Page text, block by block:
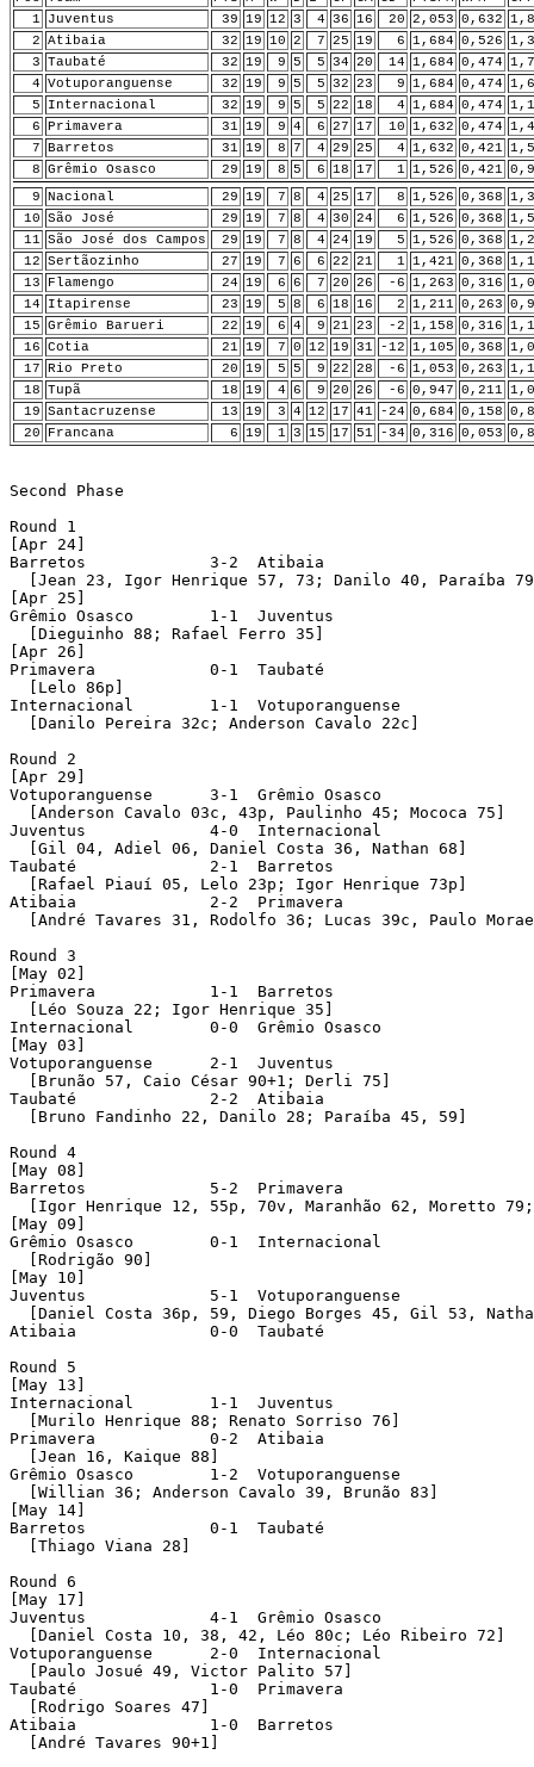
1
Juventus 39 19 12 3 4 36 16 20 2,053 0,632
2 Atibaia 32 19 10 2 7 25 19 6 1,684 0,526
3 Taubaté 32 19 9 5 5 34 20 14 1,684 0,474
4 Votuporanguense 32 19 9 5 5 32 23 9 1,684 0,474
5
Internacional 32 19 9 5 5 22 18 4 1,684 0,474
6 Primavera 31 19 9 4 6 27 17 10 1,632 0,474
7 Barretos 31 19 8 7 4 29 25 4 1,632 0,421
8 Grêmio Osasco 29 19 8 5 6 18 17 1 1,526 0,421
9 Nacional 29 19 7 8 4 25 17 8 1,526 0,368
10 São José 29 19 7 8 4 30 24 6 1,526 0,368
11 São José dos Campos 29 19 7 8 4 24 19 5 1,526 0,368
12 Sertãozinho 27 19 7 6 6 22 21 1 1,421 0,368
13
Flamengo 24 19 6 6 7 20 26 -6 1,263 0,316
14
Itapirense 23 19 5 8 6 18 16 2 1,211 0,263
15 Grêmio Barueri 22 19 6 4 9 21 23 -2 1,158 0,316
16 Cotia 21 19 7 0 12 19 31 -12 1,105 0,368
17 Rio Preto 20 19 5 5 9 22 28 -6 1,053 0,263
18 Tupã 18 19 4 6 9 20 26 -6 0,947 0,211
19 Santacruzense 13 19 3 4 12 17 41 -24 0,684 0,158
20
Francana 6 19 1 3 15 17 51 -34 0,316 0,053
Second Phase
Round 1
[Apr 24]
Barretos             3-2  Atibaia
[Jean 23, Igor Henrique 57, 73; Danilo 40, Paraíba
[Apr 25]
Grêmio Osasco        1-1  Juventus
  [Dieguinho 88; Rafael Ferro 35]
[Apr 26]
Primavera            0-1  Taubaté
  [Lelo 86p]
Internacional        1-1  Votuporanguense
  [Danilo Pereira 32c; Anderson Cavalo 22c]
Round 2
[Apr 29]
Votuporanguense      3-1  Grêmio Osasco
  [Anderson Cavalo 03c, 43p, Paulinho 45; Mococa 75]
Juventus             4-0  Internacional
  [Gil 04, Adiel 06, Daniel Costa 36, Nathan 68]
Taubaté              2-1  Barretos
  [Rafael Piauí 05, Lelo 23p; Igor Henrique 73p]
Atibaia              2-2  Primavera
[André Tavares 31, Rodolfo 36; Lucas 39c, Paulo
Round 3
[May 02]
Primavera            1-1  Barretos
  [Léo Souza 22; Igor Henrique 35]
Internacional        0-0  Grêmio Osasco
[May 03]
Votuporanguense      2-1  Juventus
  [Brunão 57, Caio César 90+1; Derli 75]
Taubaté              2-2  Atibaia
  [Bruno Fandinho 22, Danilo 28; Paraíba 45, 59]
Round 4
[May 08]
Barretos             5-2  Primavera
[Igor Henrique 12, 55p, 70v, Maranhão 62, Moretto
[May 09]
Grêmio Osasco        0-1  Internacional
  [Rodrigão 90]
[May 10]
Juventus             5-1  Votuporanguense
[Daniel Costa 36p, 59, Diego Borges 45, Gil 53,
Atibaia              0-0  Taubaté
Round 5
[May 13]
Internacional        1-1  Juventus
  [Murilo Henrique 88; Renato Sorriso 76]
Primavera            0-2  Atibaia
  [Jean 16, Kaique 88]
Grêmio Osasco        1-2  Votuporanguense
  [Willian 36; Anderson Cavalo 39, Brunão 83]
[May 14]
Barretos             0-1  Taubaté
  [Thiago Viana 28]
Round 6
[May 17]
Juventus             4-1  Grêmio Osasco
  [Daniel Costa 10, 38, 42, Léo 80c; Léo Ribeiro 72]
Votuporanguense      2-0  Internacional
  [Paulo Josué 49, Victor Palito 57]
Taubaté              1-0  Primavera
  [Rodrigo Soares 47]
Atibaia              1-0  Barretos
  [André Tavares 90+1]